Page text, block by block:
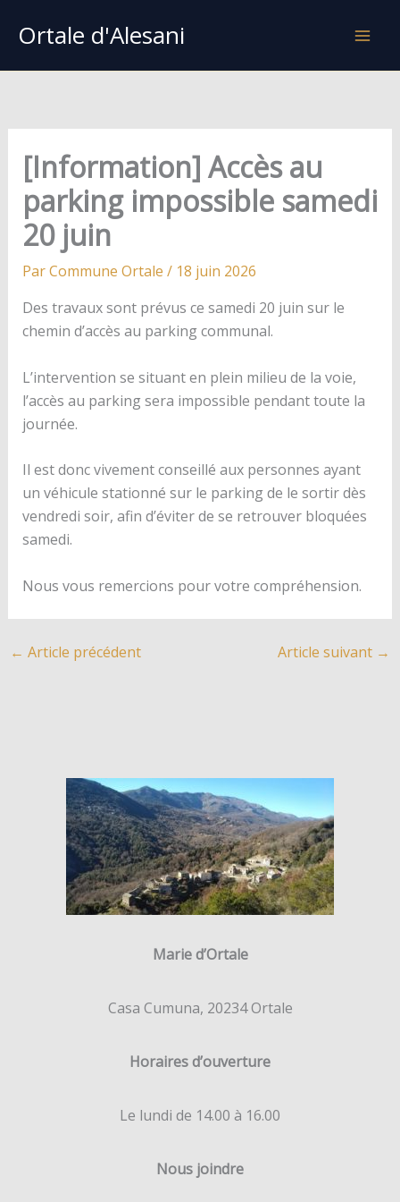
Ortale d'Alesani
[Information] Accès au
parking impossible samedi
20 juin
ParCommune Ortale / 18 juin 2026
Des travaux sont prévus ce samedi 20 juin sur le
chemin d’accès au parking communal.
L’intervention se situant en plein milieu de la voie,
l’accès au parking sera impossible pendant toute la
journée.
Il est donc vivement conseillé aux personnes ayant
un véhicule stationné sur le parking de le sortir dès
vendredi soir, afin d’éviter de se retrouver bloquées
samedi.
Nous vous remercions pour votre compréhension.
← Article précédent Article suivant →
Marie d’Ortale
Casa Cumuna, 20234 Ortale
Horaires d’ouverture
Le lundi de 14.00 à 16.00
Nous joindre